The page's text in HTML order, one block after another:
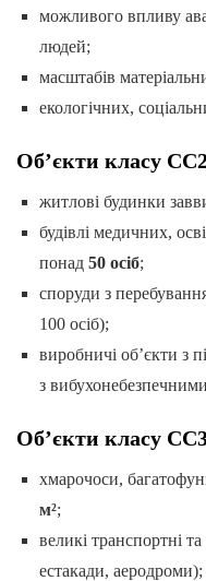
можливого впливу
людей;
масштабів
екологічних,
Об’єкти класу
житлові будинки
будівлі медичних,
понад 50 осіб;
споруди з
100 осіб);
виробничі об’єкти з
з
Об’єкти класу
хмарочоси,
м²;
великі транспортні
естакади, аеродроми);